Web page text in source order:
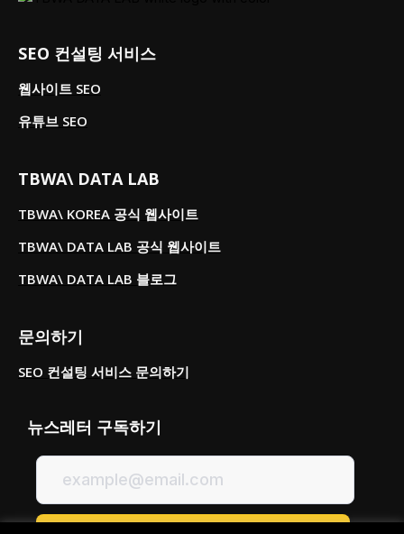
SEO 컨설팅 서비스
웹사이트 SEO
유튜브 SEO
TBWA\ DATA LAB
TBWA\ KOREA 공식 웹사이트
TBWA\ DATA LAB 공식 웹사이트
TBWA\ DATA LAB 블로그
문의하기
SEO 컨설팅 서비스 문의하기
뉴스레터 구독하기